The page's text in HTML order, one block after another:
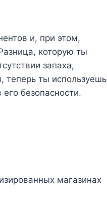
и, при этом,
которую ты
запаха,
теперь ты используешь
безопасности.
магазинах